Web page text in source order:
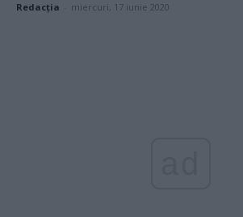
Redacţia miercuri, 17 iunie 2020